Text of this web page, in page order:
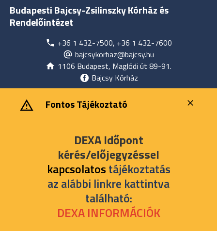
Budapesti Bajcsy-Zsilinszky Kórház és
Rendelőintézet
+36 1 432-7500, +36 1 432-7600
bajcsykorhaz@bajcsy.hu
1106 Budapest, Maglódi út 89-91.
Bajcsy Kórház
‎ ‎Fontos Tájékoztató
DEXA Időpont
kérés/előjegyzéssel
kapcsolatostájékoztatás
az alábbi linkre kattintva
található:
DEXA INFORMÁCIÓK